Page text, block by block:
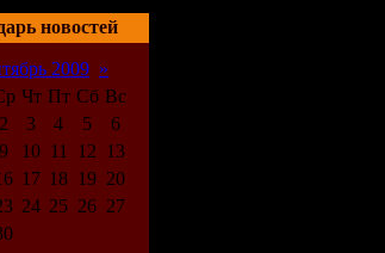
новостей
2009 »
Чт Пт Сб Вс
2 3 4 5
6
9 10 11 12
13
17 18 19 20
24 25 26 27